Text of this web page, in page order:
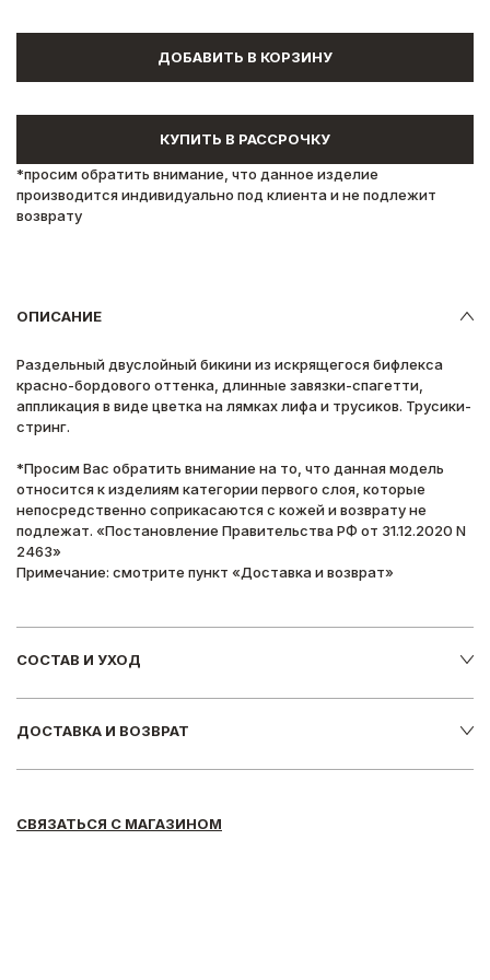
ДОБАВИТЬ В КОРЗИНУ
КУПИТЬ В РАССРОЧКУ
*просим обратить внимание, что данное изделие
производится индивидуально под клиента и не подлежит
возврату
ОПИСАНИЕ
Раздельный двуслойный бикини из искрящегося бифлекса
красно-бордового оттенка, длинные завязки-спагетти,
аппликация в виде цветка на лямках лифа и трусиков. Трусики-
стринг.
*Просим Вас обратить внимание на то, что данная модель
относится к изделиям категории первого слоя, которые
непосредственно соприкасаются с кожей и возврату не
подлежат. «Постановление Правительства РФ от 31.12.2020 N
2463»
Примечание: смотрите пункт «Доставка и возврат»
СОСТАВ И УХОД
ДОСТАВКА И ВОЗВРАТ
СВЯЗАТЬСЯ С МАГАЗИНОМ